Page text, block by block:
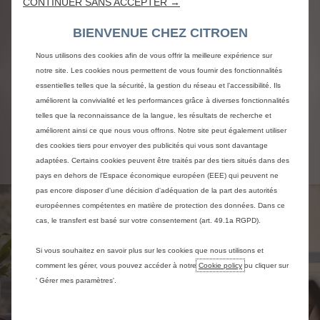
Afficher les détails
BIENVENUE CHEZ CITROEN
Nous utilisons des cookies afin de vous offrir la meilleure expérience sur
notre site. Les cookies nous permettent de vous fournir des fonctionnalités
essentielles telles que la sécurité, la gestion du réseau et l’accessibilité. Ils
améliorent la convivialité et les performances grâce à diverses fonctionnalités
telles que la reconnaissance de la langue, les résultats de recherche et
améliorent ainsi ce que nous vous offrons. Notre site peut également utiliser
des cookies tiers pour envoyer des publicités qui vous sont davantage
adaptées. Certains cookies peuvent être traités par des tiers situés dans des
pays en dehors de l'Espace économique européen (EEE) qui peuvent ne
pas encore disposer d'une décision d'adéquation de la part des autorités
européennes compétentes en matière de protection des données. Dans ce
cas, le transfert est basé sur votre consentement (art. 49.1a RGPD).
Si vous souhaitez en savoir plus sur les cookies que nous utilisons et
comment les gérer, vous pouvez accéder à notre Cookie policy ou cliquer sur
' Gérer mes paramètres'.